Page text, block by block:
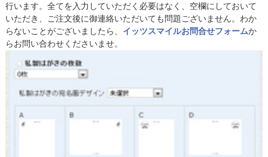
行います。全てを入力していただく必要はなく、空欄にしておいて
いただき、ご注文後に御連絡いただいても問題ございません。わか
らないことがございましたら、 イッツスマイルお問合せフォームか
らお問い合わせくださいませ。